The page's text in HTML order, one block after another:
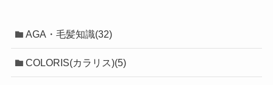
AGA・毛髪知識(32)
COLORIS(カラリス)(5)